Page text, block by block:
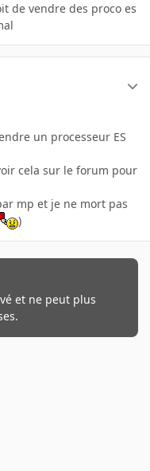
de vendre des proco es
un processeur ES
cela sur le forum pour
mp et je ne mort pas
)
et ne peut plus